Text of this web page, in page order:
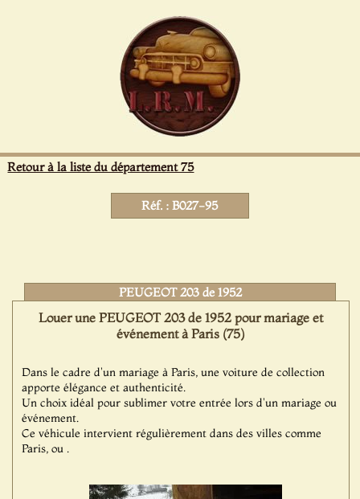
Retour à la liste du département 75
Réf. : B027-95
PEUGEOT 203 de 1952
Louer une PEUGEOT 203 de 1952 pour mariage et
événement à Paris (75)
Dans le cadre d'un mariage à Paris, une voiture de collection
apporte élégance et authenticité.
Un choix idéal pour sublimer votre entrée lors d'un mariage ou
événement.
Ce véhicule intervient régulièrement dans des villes comme
Paris, ou .